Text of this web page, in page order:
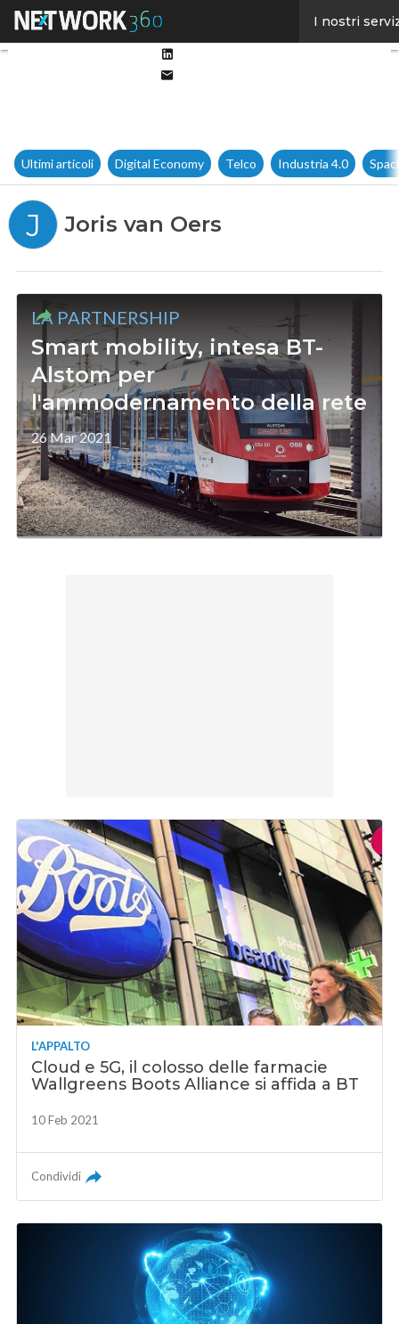
I nostri
Ultimi articoli Digital Economy Telco Industria 4.0
J Joris van Oers
LA PARTNERSHIP
Smart mobility, intesa BT-
Alstom per
l'ammodernamento della rete
26 Mar 2021
L'APPALTO
Cloud e 5G, il colosso delle farmacie
Wallgreens Boots Alliance si affida a BT
10 Feb 2021
Condividi